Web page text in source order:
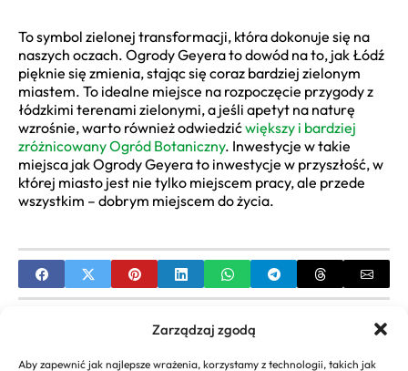
Zarządzaj zgodą
Aby zapewnić jak najlepsze wrażenia, korzystamy z technologii, takich jak
To symbol zielonej transformacji, która dokonuje się na
naszych oczach. Ogrody Geyera to dowód na to, jak Łódź
pięknie się zmienia, stając się coraz bardziej zielonym
miastem. To idealne miejsce na rozpoczęcie przygody z
łódzkimi terenami zielonymi, a jeśli apetyt na naturę
wzrośnie, warto również odwiedzićwiększy i bardziej
zróżnicowany Ogród Botaniczny. Inwestycje w takie
miejsca jak Ogrody Geyera to inwestycje w przyszłość, w
której miasto jest nie tylko miejscem pracy, ale przede
wszystkim – dobrym miejscem do życia.
Aranżacje piwonii w ogrodzie – Poradnik pełen